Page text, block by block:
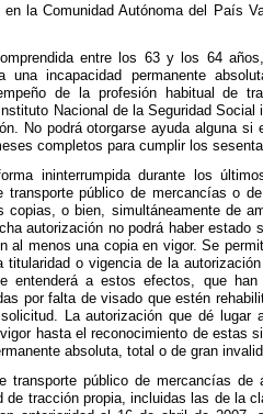
la Comunidad Autónoma del País
entre los 63 y los 64
una incapacidad permanente
de la profesión habitual de
Nacional de la Seguridad Social
No podrá otorgarse ayuda alguna si
completos para cumplir los
ininterrumpida durante los
transporte público de mercancías o
copias, o bien, simultáneamente de
autorización no podrá haber estado
al menos una copia en vigor. Se
titularidad o vigencia de la
entenderá a estos efectos, que han
por falta de visado que estén
La autorización que dé lugar
hasta el reconocimiento de estas
absoluta, total o de gran
transporte público de mercancías de
de tracción propia, incluidas las de la